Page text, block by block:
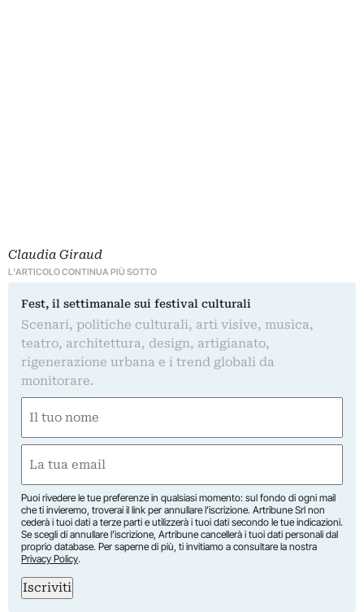
Claudia Giraud
L'ARTICOLO CONTINUA PIÙ SOTTO
Fest, il settimanale sui festival culturali
Scenari, politiche culturali, arti visive, musica,
teatro, architettura, design, artigianato,
rigenerazione urbana e i trend globali da
monitorare.
(Required)
First
(Required)
Puoi rivedere le tue preferenze in qualsiasi momento: sul fondo di ogni mail
che ti invieremo, troverai il link per annullare l’iscrizione. Artribune Srl non
cederà i tuoi dati a terze parti e utilizzerà i tuoi dati secondo le tue indicazioni.
Se scegli di annullare l’iscrizione, Artribune cancellerà i tuoi dati personali dal
proprio database. Per saperne di più, ti invitiamo a consultare la nostra
Privacy Policy.
Iscriviti